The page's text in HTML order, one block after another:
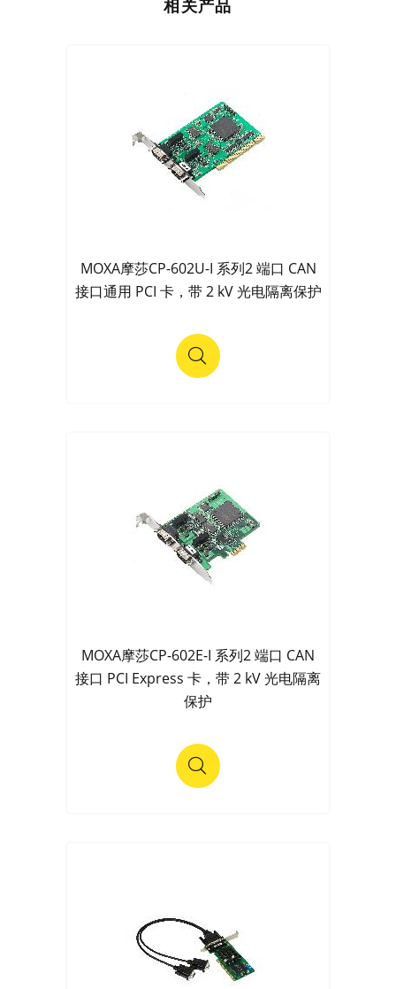
相关产品
MOXA摩莎CP-602U-I 系列2 端口 CAN
接口通用 PCI 卡，带 2 kV 光电隔离保护
MOXA摩莎CP-602E-I 系列2 端口 CAN
接口 PCI Express 卡，带 2 kV 光电隔离
保护